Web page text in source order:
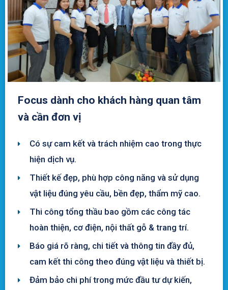
Focus dành cho khách hàng quan tâm
và cần đơn vị
Có sự cam kết và trách nhiệm cao trong thực
hiện dịch vụ.
Thiết kế đẹp, phù hợp công năng và sử dụng
vật liệu đúng yêu cầu, bền đẹp, thẩm mỹ cao.
Thi công tổng thầu bao gồm các công tác
hoàn thiện, cơ điện, nội thất gỗ & trang trí.
Báo giá rõ ràng, chi tiết và thông tin đầy đủ,
cam kết thi công theo đúng vật liệu và thiết bị.
Đảm bảo chi phí trong mức đầu tư dự kiến,